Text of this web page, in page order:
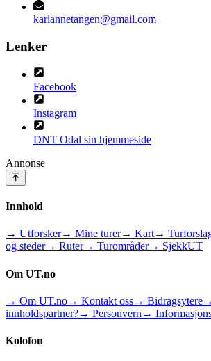
kariannetangen@gmail.com
Lenker
Facebook
Instagram
DNT Odal sin hjemmeside
Annonse
Innhold
→ Utforsker→ Mine turer→ Kart→
og steder→ Ruter→ Turområder→ SjekkUT
Om UT.no
→ Om UT.no→ Kontakt oss→ Bidragsytere
innholdspartner?→ Personvern →
Kolofon